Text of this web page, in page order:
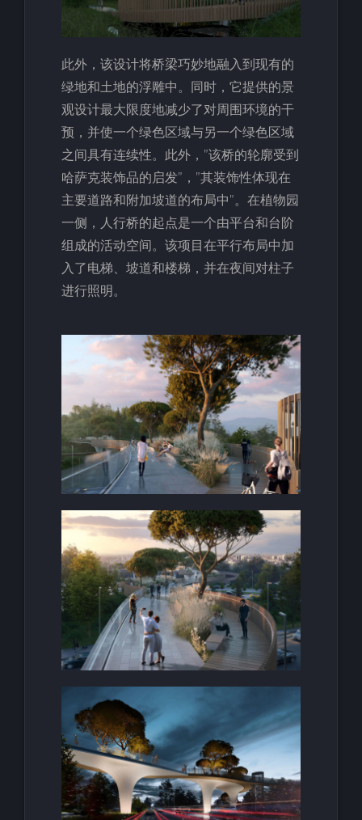
此外，该设计将桥梁巧妙地融入到现有的
绿地和土地的浮雕中。同时，它提供的景
观设计最大限度地减少了对周围环境的干
预，并使一个绿色区域与另一个绿色区域
之间具有连续性。此外，”该桥的轮廓受到
哈萨克装饰品的启发”，”其装饰性体现在
主要道路和附加坡道的布局中”。在植物园
一侧，人行桥的起点是一个由平台和台阶
组成的活动空间。该项目在平行布局中加
入了电梯、坡道和楼梯，并在夜间对柱子
进行照明。